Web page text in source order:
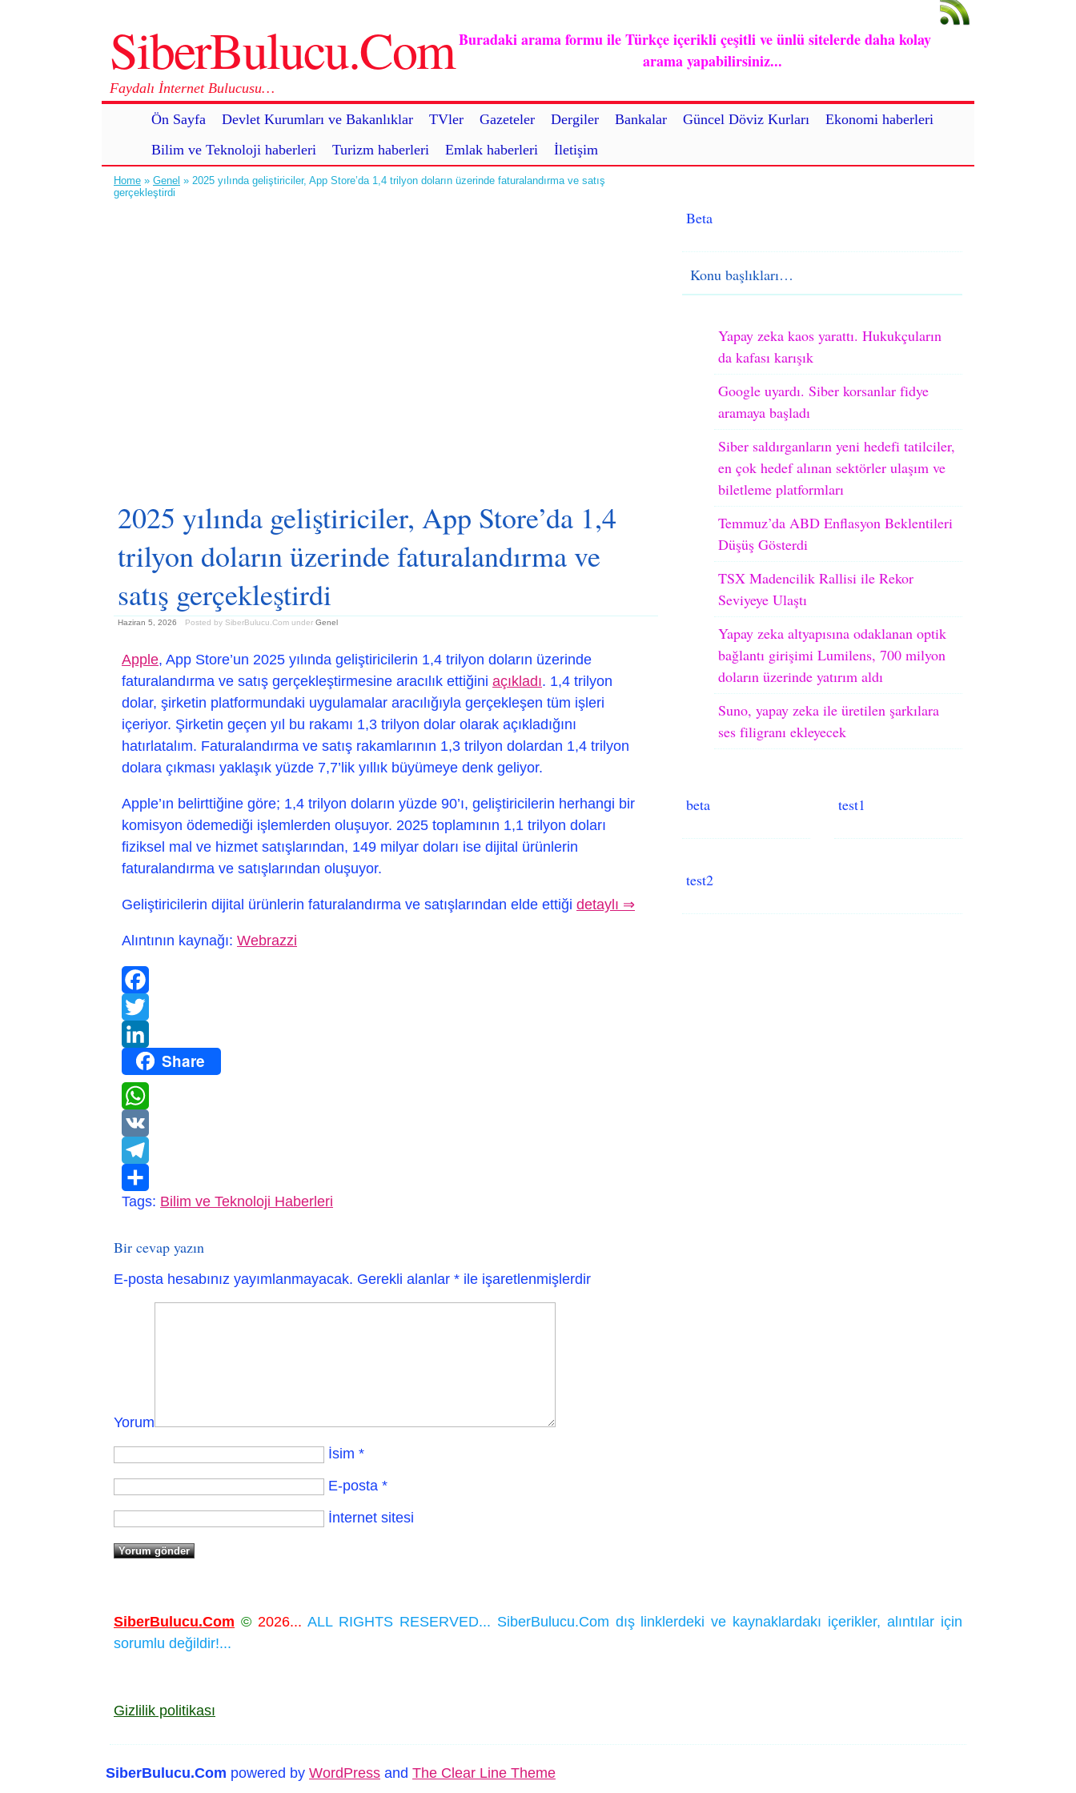
SiberBulucu.Com
Faydalı İnternet Bulucusu…
Ön Sayfa
Devlet Kurumları ve Bakanlıklar TVler Gazeteler Dergiler Bankalar Güncel Döviz Kurları
Ekonomi haberleri
Bilim ve Teknoloji haberleri
Turizm haberleri Emlak haberleri İletişim
Buradaki arama formu ile Türkçe içerikli çeşitli ve ünlü sitelerde daha kolay
arama yapabilirsiniz...
Home » Genel » 2025 yılında geliştiriciler, App Store’da 1,4 trilyon doların üzerinde faturalandırma ve satış
gerçekleştirdi
2025 yılında geliştiriciler, App Store’da 1,4
trilyon doların üzerinde faturalandırma ve
satış gerçekleştirdi
Haziran 5, 2026 Posted by SiberBulucu.Com under Genel
Apple, App Store’un 2025 yılında geliştiricilerin 1,4 trilyon doların üzerinde
faturalandırma ve satış gerçekleştirmesine aracılık ettiğini açıkladı. 1,4 trilyon
dolar, şirketin platformundaki uygulamalar aracılığıyla gerçekleşen tüm işleri
içeriyor. Şirketin geçen yıl bu rakamı 1,3 trilyon dolar olarak açıkladığını
hatırlatalım. Faturalandırma ve satış rakamlarının 1,3 trilyon dolardan 1,4 trilyon
dolara çıkması yaklaşık yüzde 7,7’lik yıllık büyümeye denk geliyor.
Apple’ın belirttiğine göre; 1,4 trilyon doların yüzde 90’ı, geliştiricilerin herhangi bir
komisyon ödemediği işlemlerden oluşuyor. 2025 toplamının 1,1 trilyon doları
fiziksel mal ve hizmet satışlarından, 149 milyar doları ise dijital ürünlerin
faturalandırma ve satışlarından oluşuyor.
Geliştiricilerin dijital ürünlerin faturalandırma ve satışlarından elde ettiği detaylı ⇒
Alıntının kaynağı: Webrazzi
Facebook
Twitter
LinkedInShare
WhatsApp
VK
Telegram
Paylaş
Tags: Bilim ve Teknoloji Haberleri
Bir cevap yazın
E-posta hesabınız yayımlanmayacak. Gerekli alanlar * ile işaretlenmişlerdir
Yorum
İsim *
E-posta *
İnternet sitesi
Beta
Konu başlıkları…
Yapay zeka kaos yarattı. Hukukçuların
da kafası karışık
Google uyardı. Siber korsanlar fidye
aramaya başladı
Siber saldırganların yeni hedefi tatilciler,
en çok hedef alınan sektörler ulaşım ve
biletleme platformları
Temmuz’da ABD Enflasyon Beklentileri
Düşüş Gösterdi
TSX Madencilik Rallisi ile Rekor
Seviyeye Ulaştı
Yapay zeka altyapısına odaklanan optik
bağlantı girişimi Lumilens, 700 milyon
doların üzerinde yatırım aldı
Suno, yapay zeka ile üretilen şarkılara
ses filigranı ekleyecek
beta test1
test2
SiberBulucu.Com © 2026... ALL RIGHTS RESERVED... SiberBulucu.Com dış linklerdeki ve kaynaklardakı içerikler, alıntılar için
sorumlu değildir!...
Gizlilik politikası
SiberBulucu.Com powered by WordPress and The Clear Line Theme